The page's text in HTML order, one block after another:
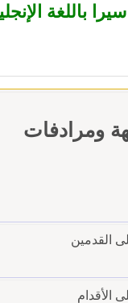
باللغة
ومرادفات
القدمين
الأقدام